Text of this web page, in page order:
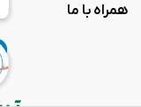
همراه با ما